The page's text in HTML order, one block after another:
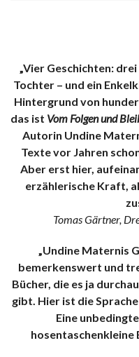
entbehrlich.
„Vier Geschichten:
Tochter – und ein
Hintergrund von
das ist Vom Folgen und
Autorin Undine
Texte vor Jahren
Aber erst hier,
erzählerische Kraft,
Tomas Gärtner,
„Undine Maternis
bemerkenswert und
Bücher, die es ja
gibt. Hier ist die
Eine
hosentaschenkleine